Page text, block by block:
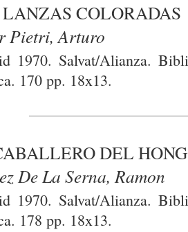
COLORADAS
Pietri, Arturo
1970. Salvat/Alianza.
170 pp. 18x13.
DEL
De La Serna, Ramon
1970. Salvat/Alianza.
178 pp. 18x13.